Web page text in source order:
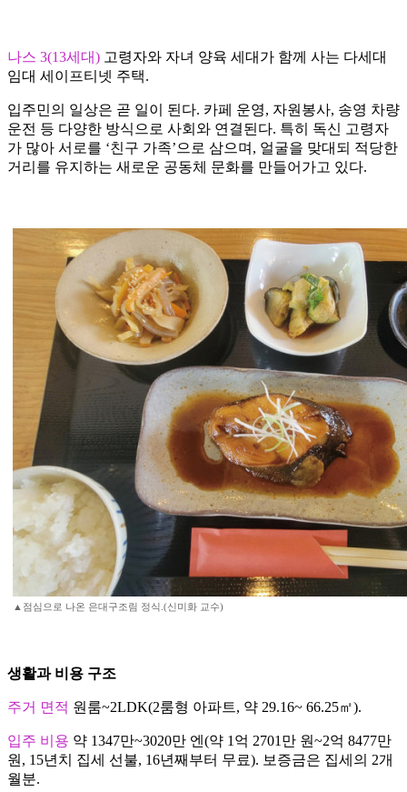
나스 3(13세대) 고령자와 자녀 양육 세대가 함께 사는 다세대
임대 세이프티넷 주택.
입주민의 일상은 곧 일이 된다. 카페 운영, 자원봉사, 송영 차량
운전 등 다양한 방식으로 사회와 연결된다. 특히 독신 고령자
가 많아 서로를 ‘친구 가족’으로 삼으며, 얼굴을 맞대되 적당한
거리를 유지하는 새로운 공동체 문화를 만들어가고 있다.
▲점심으로 나온 은대구조림 정식.(신미화 교수)
생활과 비용 구조
주거 면적 원룸~2LDK(2룸형 아파트, 약 29.16~ 66.25㎡).
입주 비용 약 1347만~3020만 엔(약 1억 2701만 원~2억 8477만
원, 15년치 집세 선불, 16년째부터 무료). 보증금은 집세의 2개
월분.